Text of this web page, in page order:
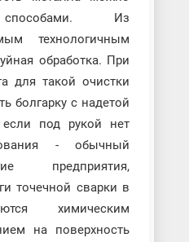
Из
технологичным
обработка. При
для такой очистки
болгарку с надетой
под рукой нет
- обычный
предприятия,
точечной сварки в
химическим
на поверхность